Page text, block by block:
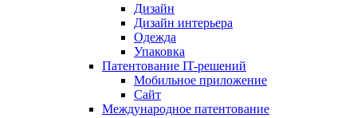
Дизайн
Дизайн интерьера
Одежда
Упаковка
Патентование IT-решений
Мобильное приложение
Сайт
Международное патентование